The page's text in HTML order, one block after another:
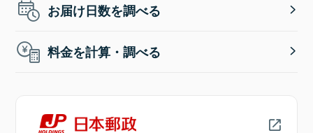
お届け日数を調べる
料金を計算・調べる